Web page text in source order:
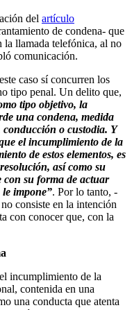
del artículo
de condena- que
la llamada telefónica, al no
comunicación.
caso sí concurren los
tipo penal. Un delito que,
tipo objetivo, la
una condena, medida
o custodia. Y
el incumplimiento de la
de estos elementos, es
así como su
con su forma de actuar
impone”. Por lo tanto, -
consiste en la intención
con conocer que, con la
incumplimiento de la
contenida en una
una conducta que atenta